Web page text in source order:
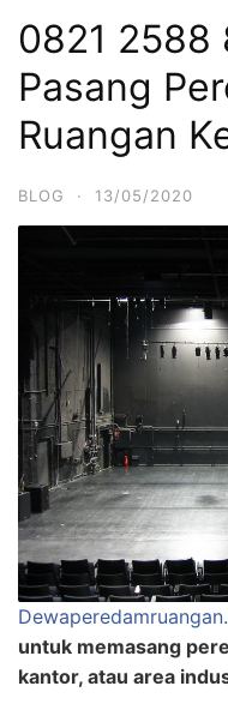
0821 2588
Pasang
Ruangan
BLOG · 13/05/2020
untuk memasang
kantor, atau area